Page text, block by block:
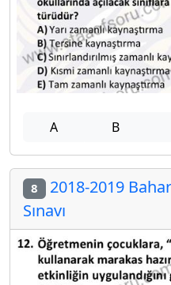
A B
8 2018-2019
Sınavı